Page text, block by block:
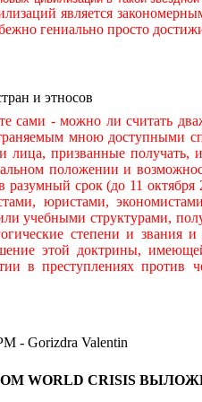
является
гениально просто
и этносов
- можно ли считать
мною доступными
лица, призванные
положении и
срок (до 11
юристами,
учебными структурами,
степени и звания
этой доктрины,
в преступлениях
Valentin
WORLD CRISIS